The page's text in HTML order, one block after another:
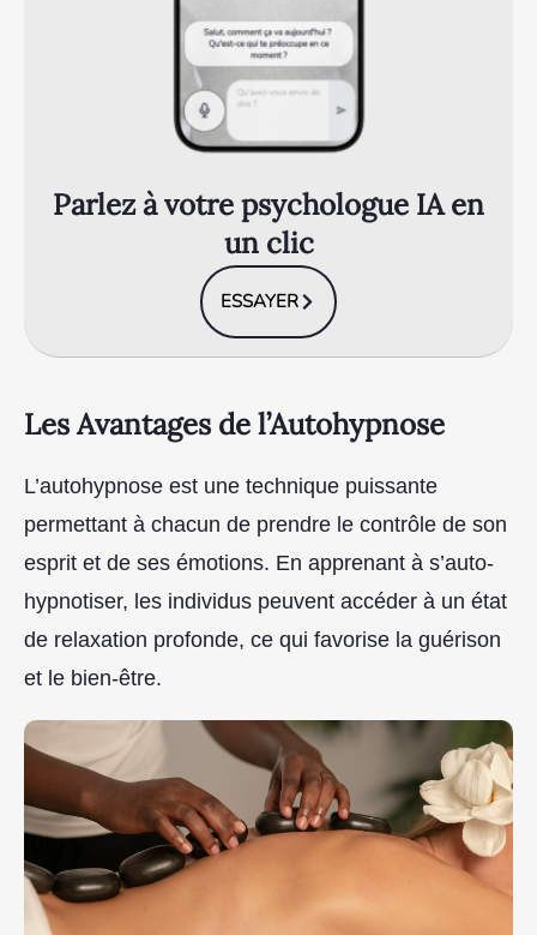
Parlez à votre psychologue IA en
un clic
ESSAYER
Les Avantages de l’Autohypnose
L’autohypnose est une technique puissante
permettant à chacun de prendre le contrôle de son
esprit et de ses émotions. En apprenant à s’auto-
hypnotiser, les individus peuvent accéder à un état
de relaxation profonde, ce qui favorise la guérison
et le bien-être.